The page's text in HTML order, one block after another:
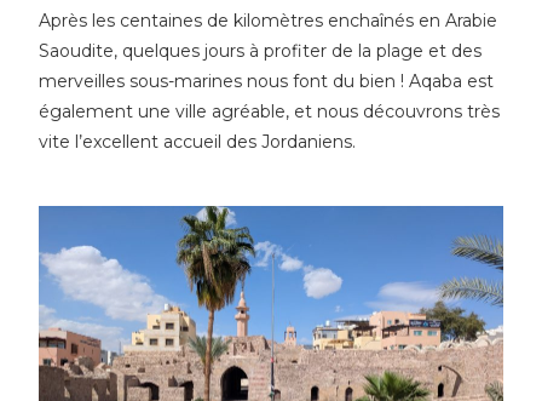
Après les centaines de kilomètres enchaînés en Arabie
Saoudite, quelques jours à profiter de la plage et des
merveilles sous-marines nous font du bien ! Aqaba est
également une ville agréable, et nous découvrons très
vite l’excellent accueil des Jordaniens.